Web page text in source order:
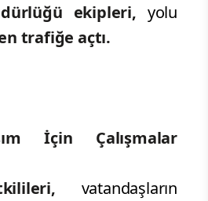
ekipleri, yolu
trafiğe açtı.
İçin Çalışmalar
vatandaşların